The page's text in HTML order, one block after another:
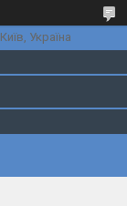
Київ, Україна